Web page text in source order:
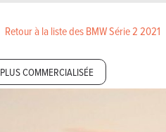
Retour à la liste des BMW Série 2 2021
PLUS COMMERCIALISÉE